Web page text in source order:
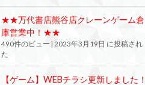
★★万代書店熊谷店クレーンゲーム倉
庫営業中！★★
490件のビュー
2023年3月19日 に投稿され
た
【ゲーム】WEBチラシ更新しました！